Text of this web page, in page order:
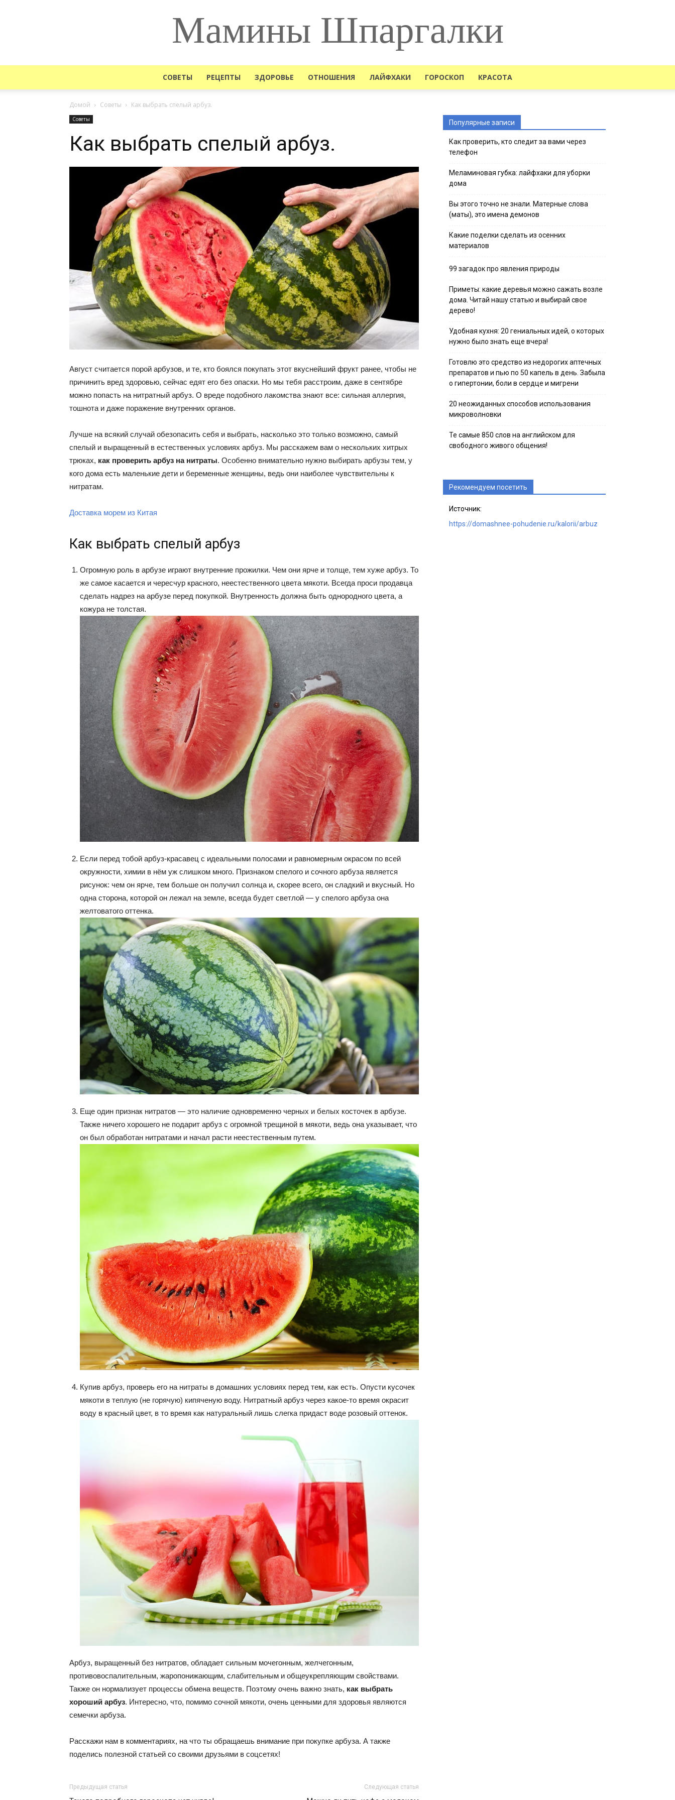
Мамины Шпаргалки
СОВЕТЫ РЕЦЕПТЫ ЗДОРОВЬЕ ОТНОШЕНИЯ ЛАЙФХАКИ ГОРОСКОП КРАСОТА
Домой Советы Как выбрать спелый арбуз.
Советы
Как выбрать спелый арбуз.
Август считается порой арбузов, и те, кто боялся покупать этот вкуснейший фрукт ранее, чтобы не
причинить вред здоровью, сейчас едят его без опаски. Но мы тебя расстроим, даже в сентябре
можно попасть на нитратный арбуз. О вреде подобного лакомства знают все: сильная аллергия,
тошнота и даже поражение внутренних органов.
Лучше на всякий случай обезопасить себя и выбрать, насколько это только возможно, самый
спелый и выращенный в естественных условиях арбуз. Мы расскажем вам о нескольких хитрых
трюках, как проверить арбуз на нитраты. Особенно внимательно нужно выбирать арбузы тем, у
кого дома есть маленькие дети и беременные женщины, ведь они наиболее чувствительны к
нитратам.
Доставка морем из Китая
Как выбрать спелый арбуз
Огромную роль в арбузе играют внутренние прожилки. Чем они ярче и толще, тем хуже арбуз. То
же самое касается и чересчур красного, неестественного цвета мякоти. Всегда проси продавца
сделать надрез на арбузе перед покупкой. Внутренность должна быть однородного цвета, а
кожура не толстая.
Если перед тобой арбуз-красавец с идеальными полосами и равномерным окрасом по всей
окружности, химии в нём уж слишком много. Признаком спелого и сочного арбуза является
рисунок: чем он ярче, тем больше он получил солнца и, скорее всего, он сладкий и вкусный. Но
одна сторона, которой он лежал на земле, всегда будет светлой — у спелого арбуза она
желтоватого оттенка.
Еще один признак нитратов — это наличие одновременно черных и белых косточек в арбузе.
Также ничего хорошего не подарит арбуз с огромной трещиной в мякоти, ведь она указывает, что
он был обработан нитратами и начал расти неестественным путем.
Купив арбуз, проверь его на нитраты в домашних условиях перед тем, как есть. Опусти кусочек
мякоти в теплую (не горячую) кипяченую воду. Нитратный арбуз через какое-то время окрасит
воду в красный цвет, в то время как натуральный лишь слегка придаст воде розовый оттенок.
Арбуз, выращенный без нитратов, обладает сильным мочегонным, желчегонным,
противовоспалительным, жаропонижающим, слабительным и общеукрепляющим свойствами.
Также он нормализует процессы обмена веществ. Поэтому очень важно знать, как выбрать
хороший арбуз. Интересно, что, помимо сочной мякоти, очень ценными для здоровья являются
семечки арбуза.
Расскажи нам в комментариях, на что ты обращаешь внимание при покупке арбуза. А также
поделись полезной статьей со своими друзьями в соцсетях!
Предыдущая статья Следующая статья
Популярные записи
Как проверить, кто следит за вами через
телефон
Меламиновая губка: лайфхаки для уборки
дома
Вы этого точно не знали. Матерные слова
(маты), это имена демонов
Какие поделки сделать из осенних
материалов
99 загадок про явления природы
Приметы: какие деревья можно сажать возле
дома. Читай нашу статью и выбирай свое
дерево!
Удобная кухня: 20 гениальных идей, о которых
нужно было знать еще вчера!
Готовлю это средство из недорогих аптечных
препаратов и пью по 50 капель в день. Забыла
о гипертонии, боли в сердце и мигрени
20 неожиданных способов использования
микроволновки
Те самые 850 слов на английском для
свободного живого общения!
Рекомендуем посетить
Источник:
https://domashnee-pohudenie.ru/kalorii/arbuz